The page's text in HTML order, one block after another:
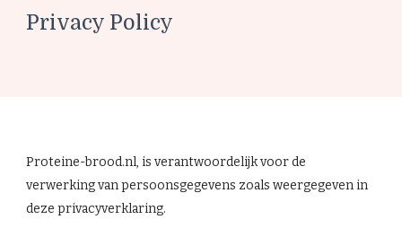
Privacy Policy
Proteine-brood.nl, is verantwoordelijk voor de
verwerking van persoonsgegevens zoals weergegeven in
deze privacyverklaring.